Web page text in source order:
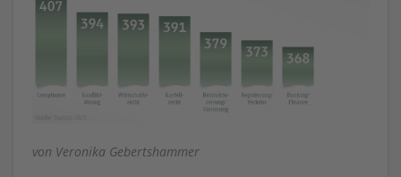
von Veronika Gebertshammer